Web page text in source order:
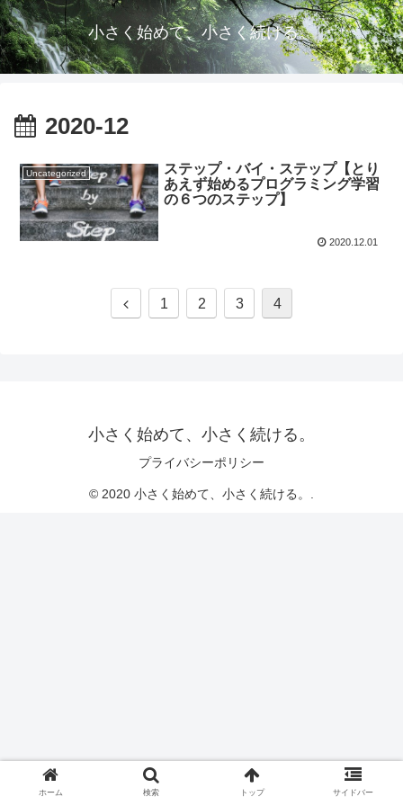
小さく始めて、小さく続ける。
2020-12
Uncategorized
ステップ・バイ・ステップ【とり
あえず始めるプログラミング学習
の６つのステップ】
2020.12.01
1 2 3 4
小さく始めて、小さく続ける。
プライバシーポリシー
© 2020 小さく始めて、小さく続ける。.
ホーム 検索 トップ サイドバー